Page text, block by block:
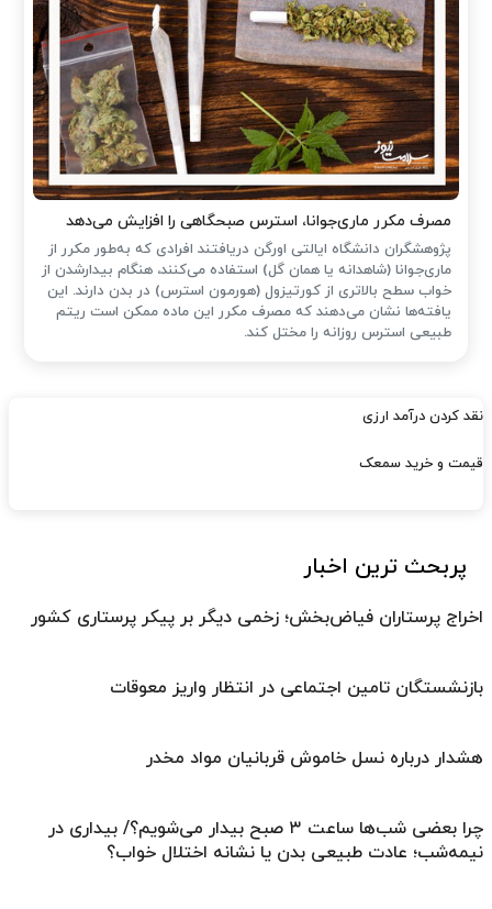
مصرف مکرر ماری‌جوانا، استرس صبحگاهی را افزایش می‌دهد
پژوهشگران دانشگاه ایالتی اورگن دریافتند افرادی که به‌طور مکرر از
ماری‌جوانا (شاهدانه یا همان گل) استفاده می‌کنند، هنگام بیدارشدن از
خواب سطح بالاتری از کورتیزول (هورمون استرس) در بدن دارند. این
یافته‌ها نشان می‌دهند که مصرف مکرر این ماده ممکن است ریتم
طبیعی استرس روزانه را مختل کند.
نقد کردن درآمد ارزی
قیمت و خرید سمعک
پربحث ترین اخبار
اخراج پرستاران فیاض‌بخش؛ زخمی دیگر بر پیکر پرستاری کشور
بازنشستگان تامین اجتماعی در انتظار واریز معوقات
هشدار درباره نسل خاموش قربانیان مواد مخدر
چرا بعضی شب‌ها ساعت ۳ صبح بیدار می‌شویم؟/ بیداری در
نیمه‌شب؛ عادت طبیعی بدن یا نشانه اختلال خواب؟